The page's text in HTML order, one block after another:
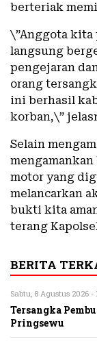
berteriak
\”Anggota kita
langsung
pengejaran
orang
ini berhasil
korban,\”
Selain
motor yang
melancarkan
bukti kita
terang
BERITA
Sabtu, 8 Agustus 2026 -
Tersangka
Pringsewu